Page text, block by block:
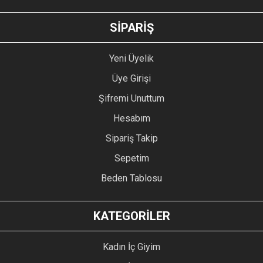
GÖNDER
SİPARİŞ
Yeni Üyelik
Üye Girişi
Şifremi Unuttum
Hesabım
Sipariş Takip
Sepetim
Beden Tablosu
KATEGORİLER
Kadın İç Giyim